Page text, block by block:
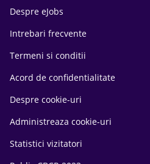
Despre eJobs
Intrebari frecvente
Termeni si conditii
Acord de confidentialitate
Despre cookie-uri
Administreaza cookie-uri
Statistici vizitatori